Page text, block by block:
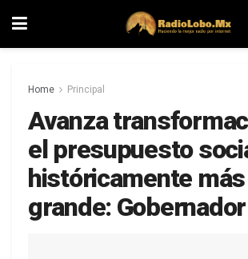
Home Principal
Avanza
el presupuesto
históricamente más
grande: